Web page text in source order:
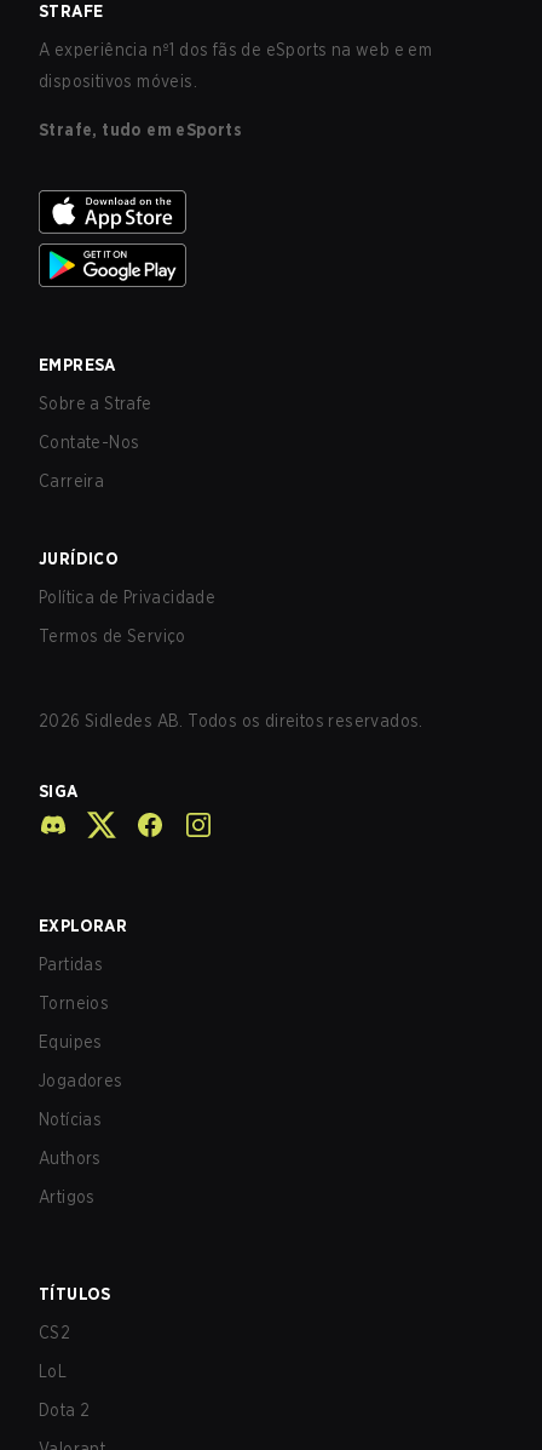
STRAFE
A experiência nº1 dos fãs de eSports na web e em
dispositivos móveis.
Strafe, tudo em eSports
EMPRESA
Sobre a Strafe
Contate-Nos
Carreira
JURÍDICO
Política de Privacidade
Termos de Serviço
2026 Sidledes AB. Todos os direitos reservados.
SIGA
EXPLORAR
Partidas
Torneios
Equipes
Jogadores
Notícias
Authors
Artigos
TÍTULOS
CS2
LoL
Dota 2